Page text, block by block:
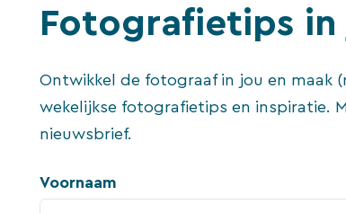
Fotografietips
Ontwikkel de fotograaf in jou en maak
wekelijkse fotografietips en inspiratie.
nieuwsbrief.
Voornaam